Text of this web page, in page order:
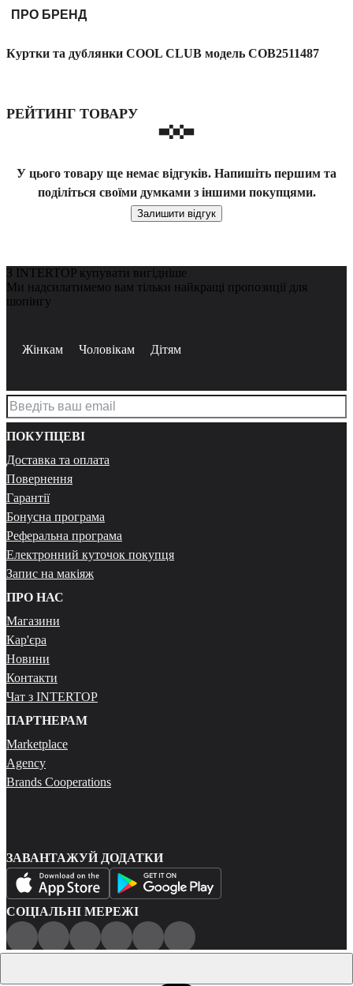
ПРО БРЕНД
Куртки та дублянки COOL CLUB модель COB2511487
РЕЙТИНГ ТОВАРУ
У цього товару ще немає відгуків. Напишіть першим та
поділіться своїми думками з іншими покупцями.
Залишити відгук
З INTERTOP купувати вигідніше
Ми надсилатимемо вам тільки найкращі пропозиції для
шопінгу
Жінкам Чоловікам Дітям
ПОКУПЦЕВІ
Доставка та оплата
Повернення
Гарантії
Бонусна програма
Реферальна програма
Електронний куточок покупця
Запис на макіяж
ПРО НАС
Магазини
Кар'єра
Новини
Контакти
Чат з INTERTOP
ПАРТНЕРАМ
Marketplace
Agency
Brands Cooperations
ЗАВАНТАЖУЙ ДОДАТКИ
СОЦІАЛЬНІ МЕРЕЖІ
Політика конфіденційності